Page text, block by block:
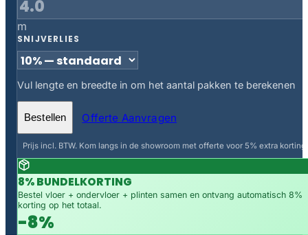
m
SNIJVERLIES
Vul lengte en breedte in om het aantal pakken te berekenen
Bestellen Offerte Aanvragen
Prijs incl. BTW. Kom langs in de showroom met offerte voor 5% extra korting.
8% BUNDELKORTING
Bestel vloer + ondervloer + plinten samen en ontvang automatisch 8%
korting op het totaal.
-8%